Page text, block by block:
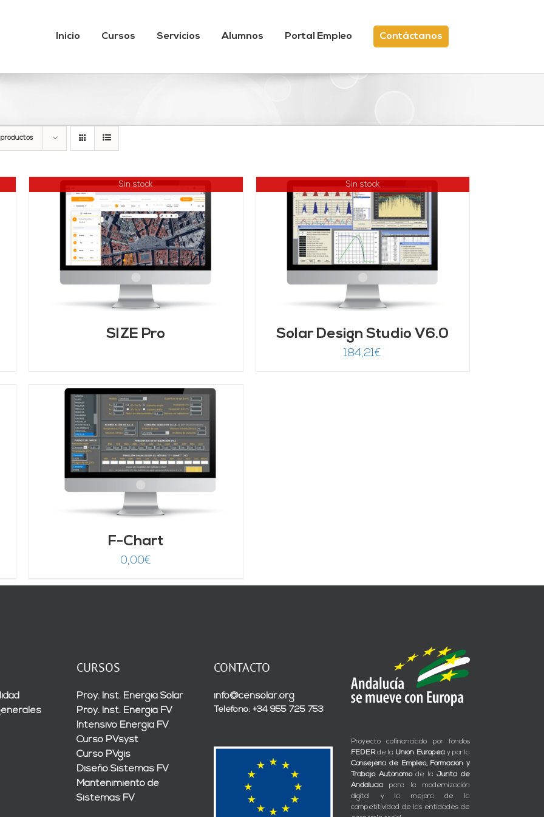
Inicio Cursos Servicios Alumnos Portal Empleo Contáctanos
Sin stock
SIZE Pro
Sin stock
DETALLES
Solar Design Studio V6.0
184,21€
F-Chart
0,00€
CURSOS
Proy. Inst. Energía Solar
Proy. Inst. Energía FV
Intensivo Energía FV
Curso PVsyst
Curso PVgis
Diseño Sistemas FV
Mantenimiento de
Sistemas FV
CONTACTO
info@censolar.org
Teléfono: +34 955 725 753
Proyecto cofinanciado por fondos
FEDERde la Unión Europeay por la
Consejería de Empleo, Formación y
Trabajo Autónomode laJunta de
Andalucía para la modernización
digital y la mejora de la
competitividad de las entidades de